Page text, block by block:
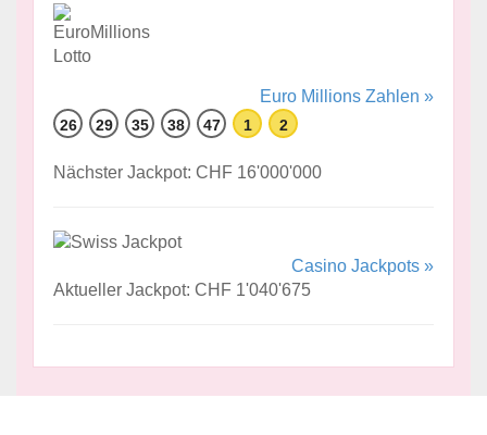
Euro Millions Zahlen »
26 29 35 38 47 1 2
Nächster Jackpot: CHF 16'000'000
Casino Jackpots »
Aktueller Jackpot: CHF 1'040'675